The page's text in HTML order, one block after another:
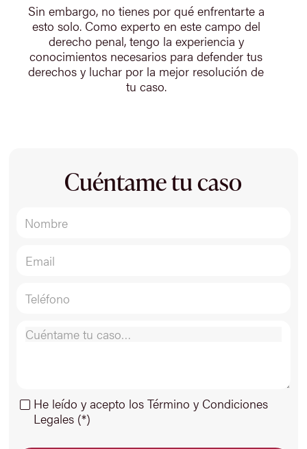
Sin embargo, no tienes por qué enfrentarte a
esto solo. Como experto en este campo del
derecho penal, tengo la experiencia y
conocimientos necesarios para defender tus
derechos y luchar por la mejor resolución de
tu caso.
Cuéntame tu caso
He leído y acepto los Término y Condiciones
Legales (*)